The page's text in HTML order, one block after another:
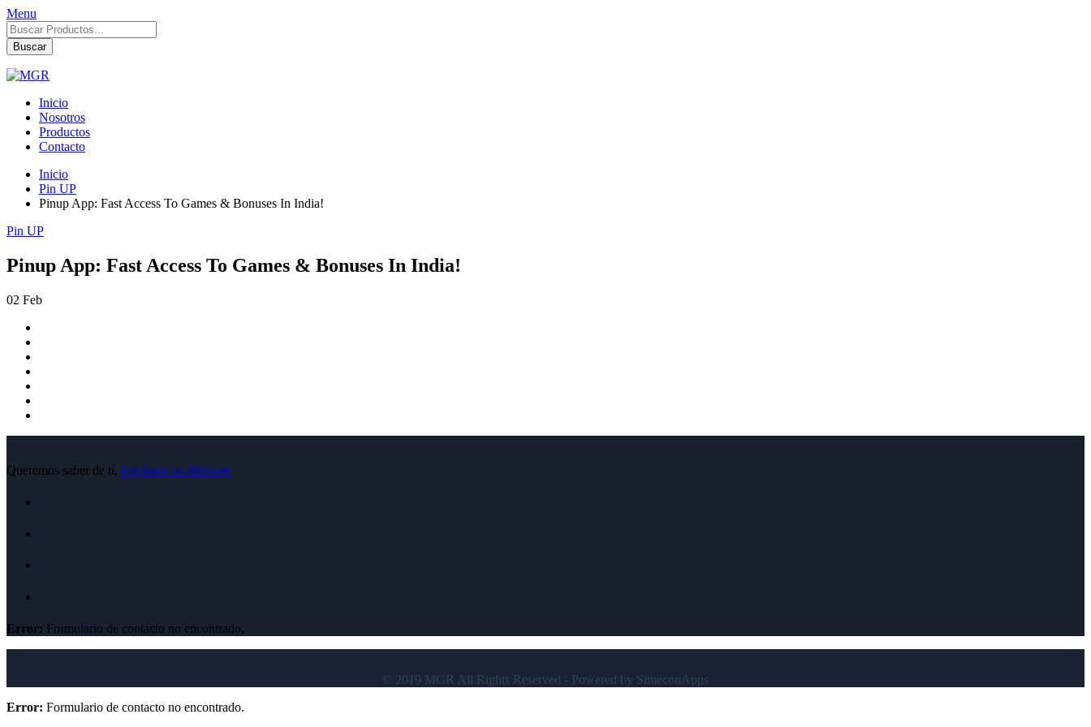
Menu
Búsqueda
de
productos
Buscar
Inicio
Nosotros
Productos
Contacto
Inicio
Pin UP
Pinup App: Fast Access To Games & Bonuses In India!
Pin UP
Pinup App: Fast Access To Games & Bonuses In India!
02 Feb
Queremos saber de tí, Envíanos un Mensaje
Error: Formulario de contacto no encontrado.
© 2019 MGR All Rights Reserved - Powered by SimeconApps
Error: Formulario de contacto no encontrado.